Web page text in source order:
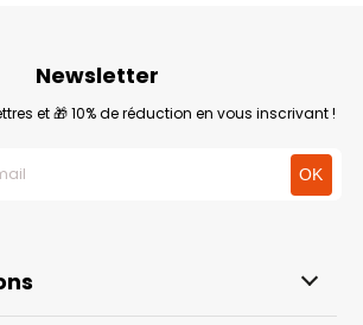
Newsletter
et 🎁 10% de réduction en vous inscrivant !